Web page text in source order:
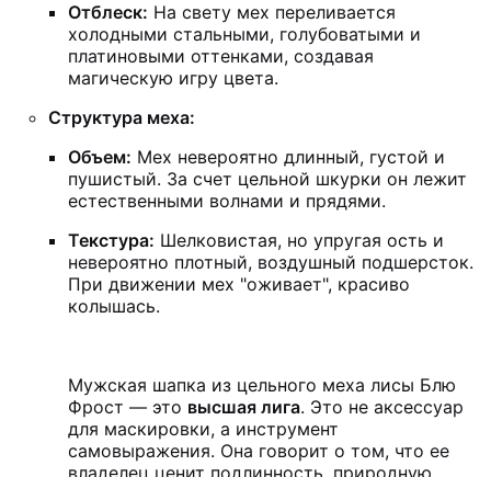
Отблеск: На свету мех переливается
холодными стальными, голубоватыми и
платиновыми оттенками, создавая
магическую игру цвета.
Структура меха:
Объем: Мех невероятно длинный, густой и
пушистый. За счет цельной шкурки он лежит
естественными волнами и прядями.
Текстура: Шелковистая, но упругая ость и
невероятно плотный, воздушный подшерсток.
При движении мех "оживает", красиво
колышась.
Мужская шапка из цельного меха лисы Блю
Фрост — это высшая лига. Это не аксессуар
для маскировки, а инструмент
самовыражения. Она говорит о том, что ее